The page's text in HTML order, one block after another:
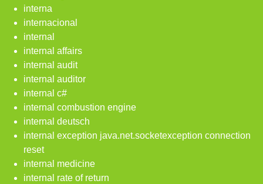
interna
internacional
internal
internal affairs
internal audit
internal auditor
internal c#
internal combustion engine
internal deutsch
internal exception java.net.socketexception connection
reset
internal medicine
internal rate of return